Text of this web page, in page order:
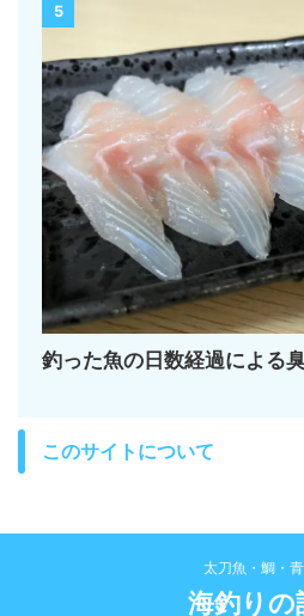
5
釣った魚の日数経過による
このサイトについて
太刀魚・鯛・
海釣りの